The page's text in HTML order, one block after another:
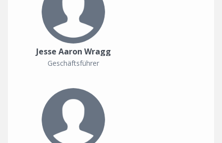
Jesse Aaron Wragg
Geschäftsführer